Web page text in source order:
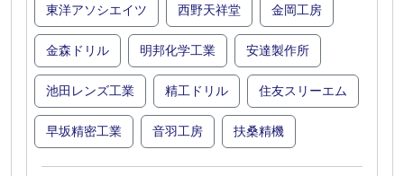
東洋アソシエイツ 西野天祥堂 金岡工房
金森ドリル 明邦化学工業 安達製作所
池田レンズ工業 精工ドリル 住友スリーエム
早坂精密工業 音羽工房 扶桑精機